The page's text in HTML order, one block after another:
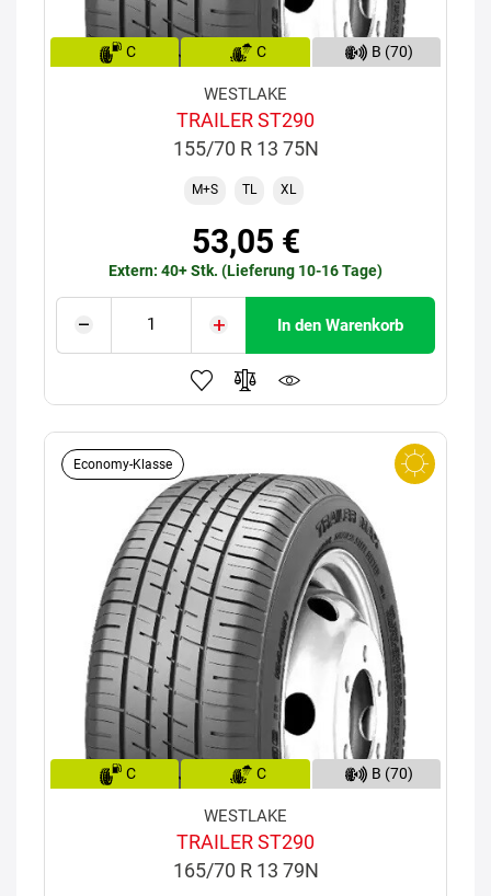
C C B (70)
WESTLAKE
TRAILER ST290
155/70 R 13 75N
M+S TL XL
53,05 €
Extern: 40+ Stk. (Lieferung 10-16 Tage)
In den Warenkorb
Economy-Klasse
C C B (70)
WESTLAKE
TRAILER ST290
165/70 R 13 79N